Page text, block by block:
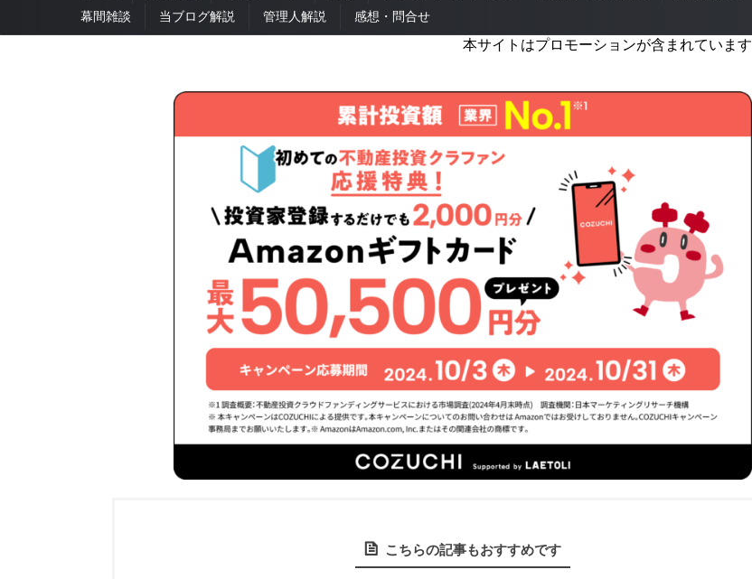
幕間雑談
当ブログ解説 管理人解説 感想・問合せ
本サイトはプロモーションが含まれています
こちらの記事もおすすめです